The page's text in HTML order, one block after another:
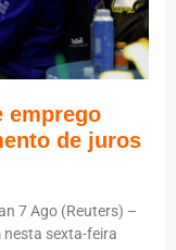
emprego
de juros
7 Ago (Reuters) –
nesta sexta-feira